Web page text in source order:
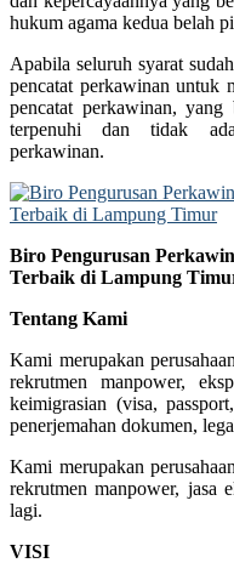
hukum agama kedua belah
Apabila seluruh syarat
pencatat perkawinan untuk
pencatat perkawinan,
terpenuhi dan tidak
perkawinan.
Biro Pengurusan
Terbaik di Lampung
Tentang Kami
Kami merupakan
rekrutmen manpower,
keimigrasian (visa,
penerjemahan dokumen,
Kami merupakan
rekrutmen manpower, jasa
lagi.
VISI